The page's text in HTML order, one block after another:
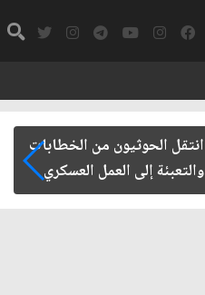
انتقل الحوثيون من الخطابات
والتعبئة إلى العمل العسكري